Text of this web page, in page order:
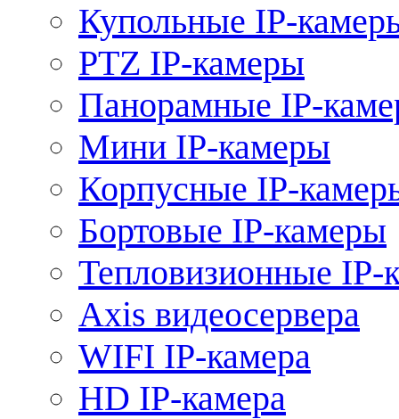
Купольные IP-
PTZ IP-камеры
Панорамные IP-
Мини IP-камеры
Корпусные IP-
Бортовые IP-камеры
Тепловизионные IP-
Axis видеосервера
WIFI IP-камера
HD IP-камера